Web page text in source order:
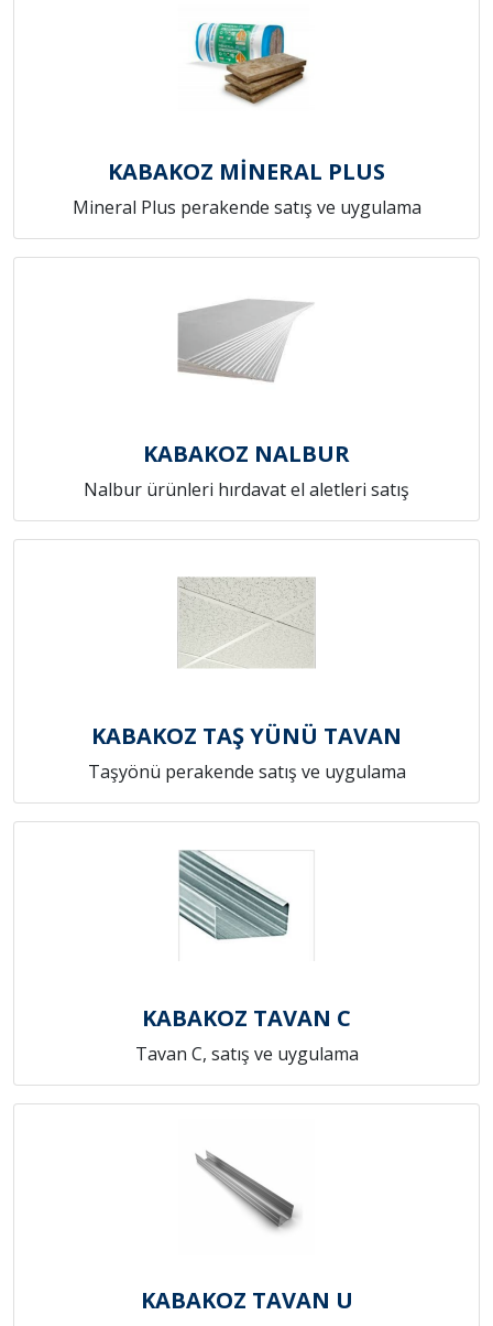
KABAKOZ MİNERAL PLUS
Mineral Plus perakende satış ve uygulama
KABAKOZ NALBUR
Nalbur ürünleri hırdavat el aletleri satış
KABAKOZ TAŞ YÜNÜ TAVAN
Taşyönü perakende satış ve uygulama
KABAKOZ TAVAN C
Tavan C, satış ve uygulama
KABAKOZ TAVAN U